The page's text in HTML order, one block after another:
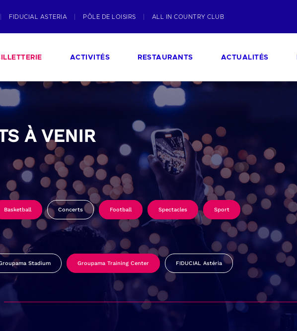
FIDUCIAL ASTERIA PÔLE DE LOISIRS ALL IN COUNTRY CLUB
ACTIVITÉS RESTAURANTS ACTUALITÉS
À VENIR
Basketball Concerts Football Spectacles Sport
Stadium Groupama Training Center FIDUCIAL Astéria